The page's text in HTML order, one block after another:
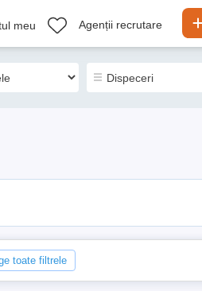
meu Agenții recrutare
toate filtrele